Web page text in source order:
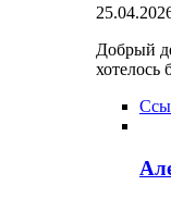
Добрый
хотелось